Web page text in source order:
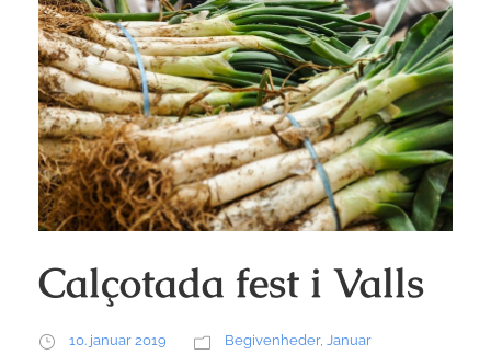
Calçotada fest i Valls
10. januar 2019 Begivenheder, Januar